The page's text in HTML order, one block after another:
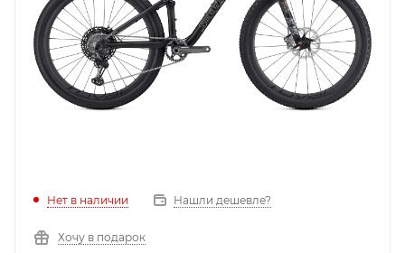
Нет в наличии Нашли дешевле?
Хочу в подарок